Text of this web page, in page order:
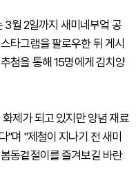
3월 2일까지 새미네부엌 공
타그램을 팔로우한 뒤 게시
첨을 통해 15명에게 김치양
제가 되고 있지만 양념 재료
"며 "제철이 지나기 전 새미
동겉절이를 즐겨보길 바란